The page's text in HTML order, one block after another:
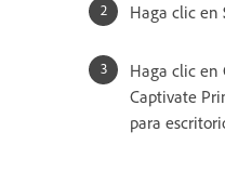
Haga clic en
Haga clic en
Captivate
para